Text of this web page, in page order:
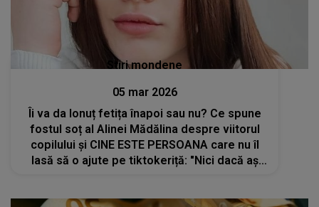
Stiri mondene
05 mar 2026
Îi va da Ionuț fetița înapoi sau nu? Ce spune
fostul soț al Alinei Mădălina despre viitorul
copilului și CINE ESTE PERSOANA care nu îl
lasă să o ajute pe tiktokeriță: "Nici dacă aș